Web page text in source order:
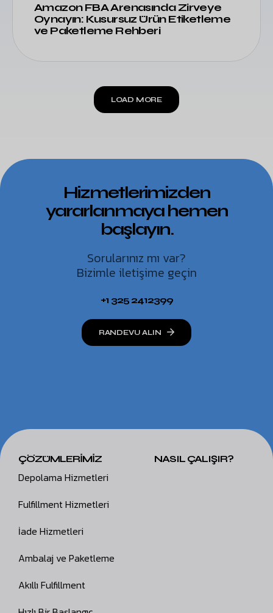
Amazon FBA Arenasında Zirveye
Oynayın: Kusursuz Ürün Etiketleme
ve Paketleme Rehberi
LOAD MORE
Hizmetlerimizden
yararlanmaya hemen
başlayın.
Sorularınız mı var?
Bizimle iletişime geçin
+1 325 2412399
RANDEVU ALIN
ÇÖZÜMLERİMİZ NASIL ÇALIŞIR?
Depolama Hizmetleri
Fulfillment Hizmetleri
İade Hizmetleri
Ambalaj ve Paketleme
Akıllı Fulfillment